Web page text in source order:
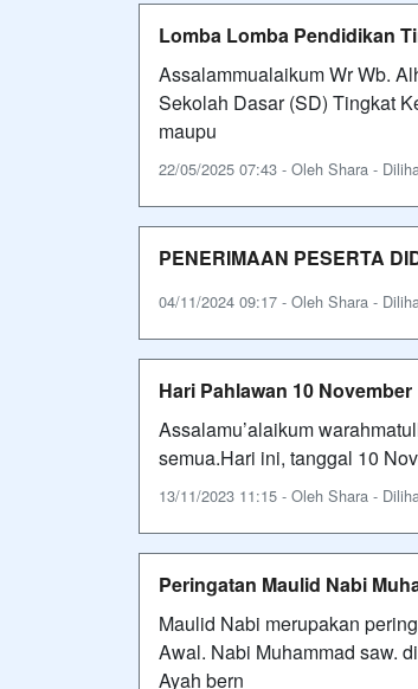
Lomba Lomba Pendidikan
Assalammualaikum Wr Wb.
Sekolah Dasar (SD) Tingkat
maupu
22/05/2025 07:43 - Oleh Shara -
PENERIMAAN PESERTA
04/11/2024 09:17 - Oleh Shara -
Hari Pahlawan 10 November
Assalamu’alaikum
semua.Hari ini, tanggal 10
13/11/2023 11:15 - Oleh Shara -
Peringatan Maulid Nabi
Maulid Nabi merupakan
Awal. Nabi Muhammad saw.
Ayah bern